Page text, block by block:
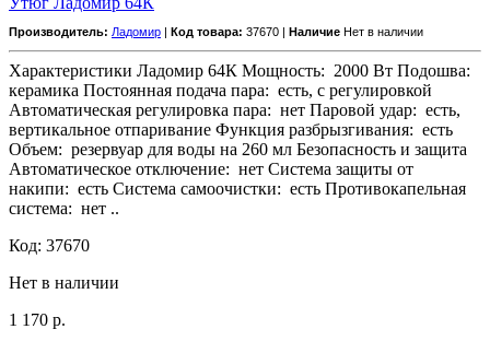
Производитель: Ладомир Код товара: 37670 | Наличие Нет в наличии
Характеристики Ладомир 64К Мощность: 2000 Вт Подошва:
керамика Постоянная подача пара: есть, с регулировкой
Автоматическая регулировка пара: нет Паровой удар: есть,
вертикальное отпаривание Функция разбрызгивания: есть
Объем: резервуар для воды на 260 мл Безопасность и защита
Автоматическое отключение: нет Система защиты от
накипи: есть Система самоочистки: есть Противокапельная
система: нет ..
Код: 37670
Нет в наличии
1 170 р.